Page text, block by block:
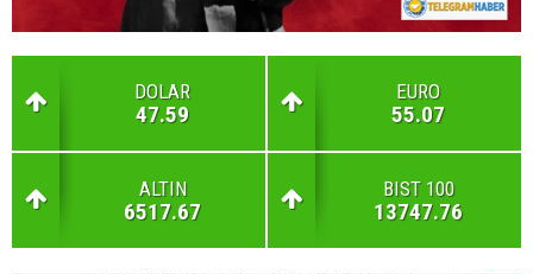
DOLAR
47.59
EURO
55.07
ALTIN
6517.67
BIST 100
13747.76